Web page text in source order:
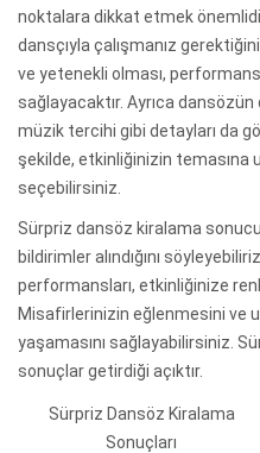
noktalara dikkat etmek
dansçıyla çalışmanız
ve yetenekli olması,
sağlayacaktır. Ayrıca
müzik tercihi gibi detayları da
şekilde, etkinliğinizin temasına
seçebilirsiniz.
Sürpriz dansöz kiralama
bildirimler alındığını
performansları, etkinliğinize
Misafirlerinizin eğlenmesini ve
yaşamasını sağlayabilirsiniz.
sonuçlar getirdiği açıktır.
Sürpriz Dansöz Kiralama
Sonuçları